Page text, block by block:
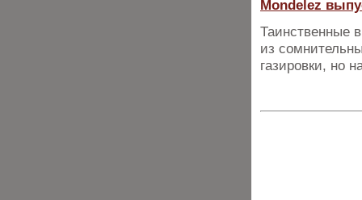
Mondelez
Таинственные
из
газировки, но